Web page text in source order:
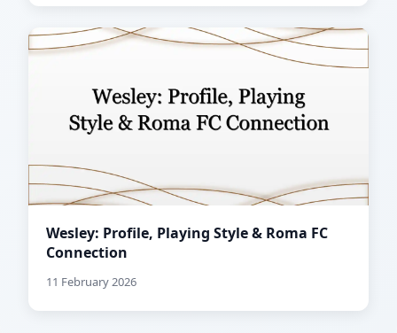
Wesley: Profile, Playing Style & Roma FC
Connection
11 February 2026